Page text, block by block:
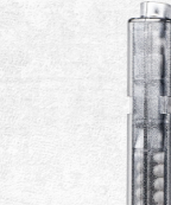
PIÈCES &
SYSTÈME